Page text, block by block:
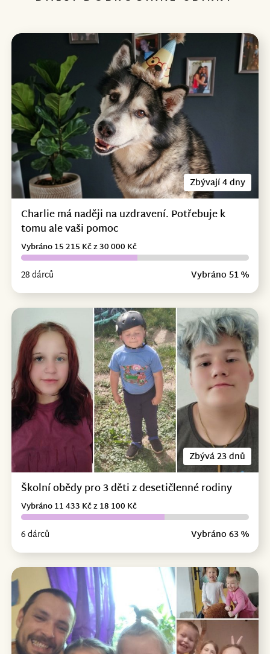
Zbývají 4 dny
Charlie má naději na uzdravení. Potřebuje k
tomu ale vaši pomoc
28 dárců Vybráno 51 %
Vybráno 15 215 Kč z 30 000 Kč
Zbývá 23 dnů
Školní obědy pro 3 děti z desetičlenné rodiny
6 dárců Vybráno 63 %
Vybráno 11 433 Kč z 18 100 Kč